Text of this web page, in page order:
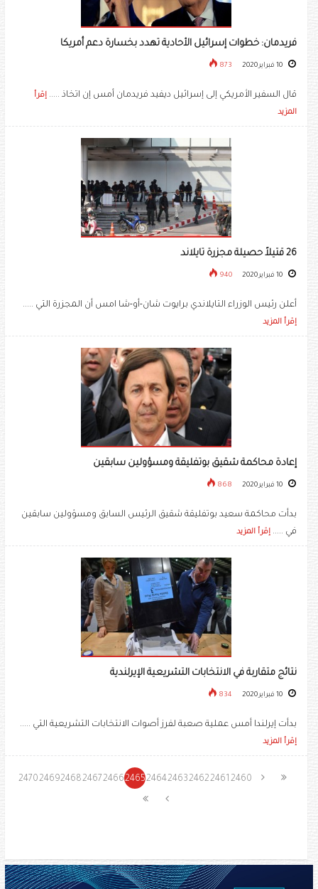
فريدمان: خطوات إسرائيل الأحادية تهدد بخسارة دعم أمريكا
873
قال السفير الأمريكي إلى إسرائيل ديفيد فريدمان أمس إن اتخاذ ..... إقرأ
المزيد
26 قتيلاً حصيلة مجزرة تايلاند
940
أعلن رئيس الوزراء التايلاندي برايوت شان-أو-شا امس أن المجزرة التي .....
إقرأ المزيد
إعادة محاكمة شقيق بوتفليقة ومسؤولين سابقين
868
بدأت محاكمة سعيد بوتفليقة شقيق الرئيس السابق ومسؤولين سابقين
في ..... إقرأ المزيد
نتائج متقاربة في الانتخابات التشريعية الإيرلندية
834
بدأت إيرلندا أمس عملية صعبة لفرز أصوات الانتخابات التشريعية التي .....
إقرأ المزيد
2460
2461
2462
2463
2464
2465
2466
2467
2468
2469
2470